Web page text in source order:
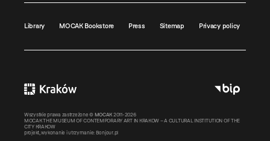
Library MOCAK Bookstore Press Sitemap Privacy policy
Wszystkie prawa zastrzeżone © MOCAK 2011-2026
MOCAK THE MUSEUM OF CONTEMPORARY ART IN KRAKOW – A CULTURAL INSTITUTION OF THE
CITY KRAKOW
projekt, wykonanie i utrzymanie: Bonjour.pl